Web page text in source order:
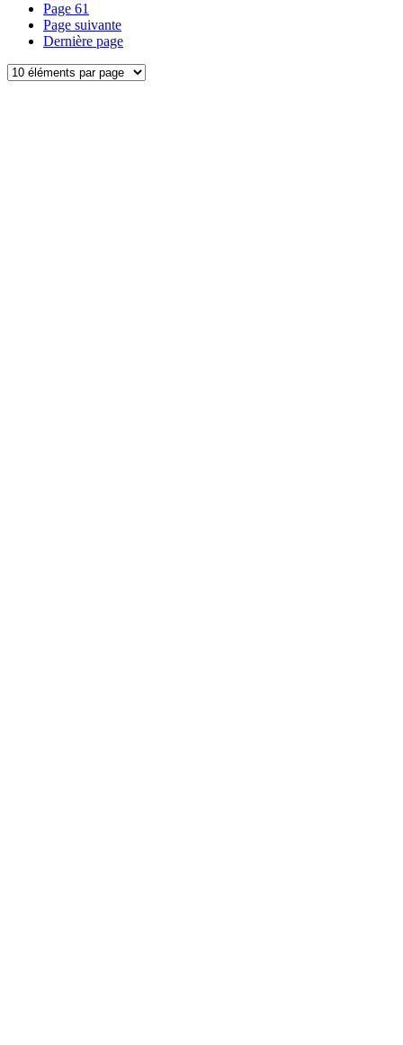
Page 61
Page suivante
Dernière page